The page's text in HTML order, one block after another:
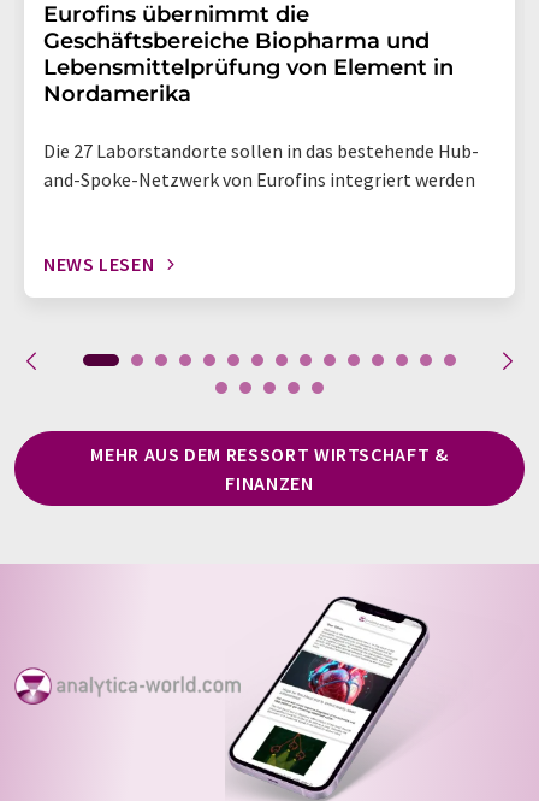
Eurofins übernimmt die
Geschäftsbereiche Biopharma und
Lebensmittelprüfung von Element in
Nordamerika
Die 27 Laborstandorte sollen in das bestehende Hub-
and-Spoke-Netzwerk von Eurofins integriert werden
NEWS LESEN
MEHR AUS DEM RESSORT WIRTSCHAFT &
FINANZEN